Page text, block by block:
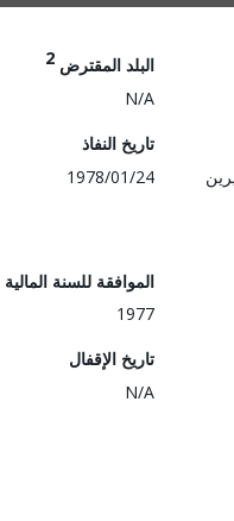
البلد المقترض 2
N/A
تاريخ النفاذ
1978/01/24
الموافقة للسنة المالية
1977
تاريخ الإقفال
N/A